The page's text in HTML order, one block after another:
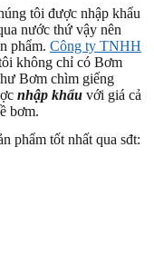
tôi được nhập khẩu
nước thứ vậy nên
phẩm. Công ty TNHH
không chỉ có Bơm
Bơm chìm giếng
nhập khẩu với giá cả
bơm.
phẩm tốt nhất qua sđt: